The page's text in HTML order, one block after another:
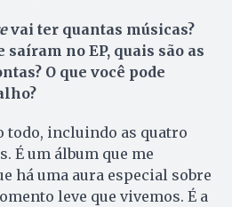
vai ter quantas músicas?
no EP, quais são as
O que você pode
todo, incluindo as quatro
É um álbum que me
há uma aura especial sobre
leve que vivemos. É a